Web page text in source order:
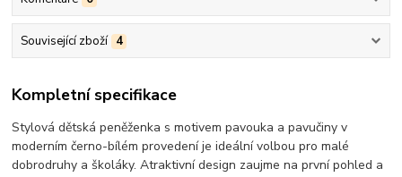
Související zboží 4
Kompletní specifikace
Stylová dětská peněženka s motivem pavouka a pavučiny v
moderním černo-bílém provedení je ideální volbou pro malé
dobrodruhy a školáky. Atraktivní design zaujme na první pohled a